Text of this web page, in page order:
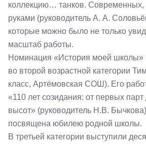
коллекцию… танков. Современных,
руками (руководитель А. А.
которые можно было не только
масштаб работы.
Номинация «История моей школы»
во второй возрастной категории
класс, Артёмовская СОШ). Его
«110 лет созидания: от первых
высот» (руководитель Н.В.
посвящена юбилею родной школы.
В третьей категории выступили